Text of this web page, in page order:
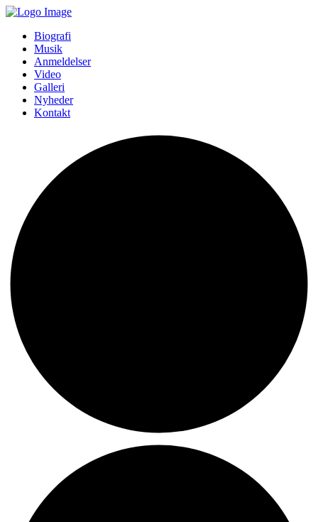
Biografi
Musik
Anmeldelser
Video
Galleri
Nyheder
Kontakt